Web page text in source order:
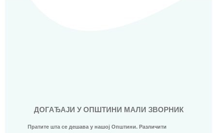
ДОГАЂАЈИ У ОПШТИНИ МАЛИ ЗВОРНИК
Пратите шта се дешава у нашој Општини. Различити